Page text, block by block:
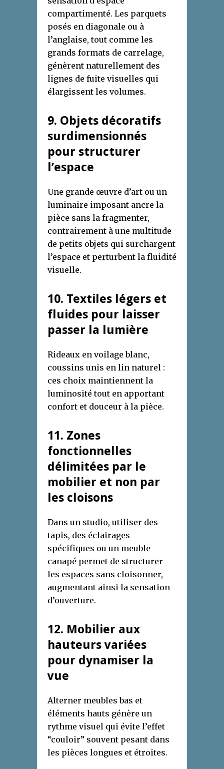
compartimenté. Les parquets
posés en diagonale ou à
l’anglaise, tout comme les
grands formats de carrelage,
génèrent naturellement des
lignes de fuite visuelles qui
élargissent les volumes.
9. Objets décoratifs
surdimensionnés
pour structurer
l’espace
Une grande œuvre d’art ou un
luminaire imposant ancre la
pièce sans la fragmenter,
contrairement à une multitude
de petits objets qui surchargent
l’espace et perturbent la fluidité
visuelle.
10. Textiles légers et
fluides pour laisser
passer la lumière
Rideaux en voilage blanc,
coussins unis en lin naturel :
ces choix maintiennent la
luminosité tout en apportant
confort et douceur à la pièce.
11. Zones
fonctionnelles
délimitées par le
mobilier et non par
les cloisons
Dans un studio, utiliser des
tapis, des éclairages
spécifiques ou un meuble
canapé permet de structurer
les espaces sans cloisonner,
augmentant ainsi la sensation
d’ouverture.
12. Mobilier aux
hauteurs variées
pour dynamiser la
vue
Alterner meubles bas et
éléments hauts génère un
rythme visuel qui évite l’effet
“couloir” souvent pesant dans
les pièces longues et étroites.